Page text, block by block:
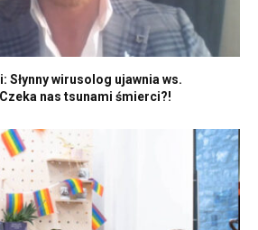
Słynny wirusolog ujawnia ws.
nas tsunami śmierci?!